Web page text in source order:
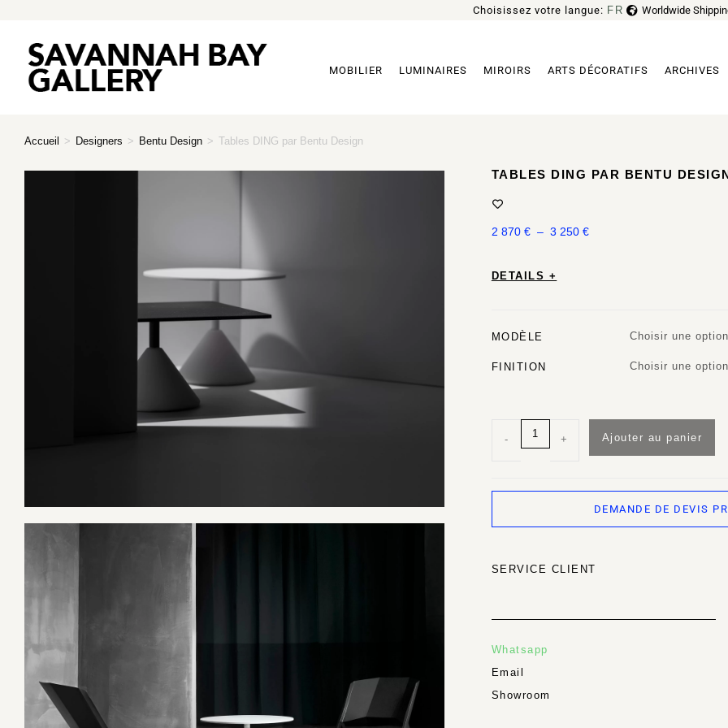
Choisissez votre langue: FR
EN Worldwide
MOBILIER LUMINAIRES MIROIRS ARTS DÉCORATIFS ARCHIVES
Accueil > Designers > Bentu Design > Tables DING par Bentu Design
TABLES DING PAR BENTU
2 870 € – 3 250 €
DETAILS +
MODÈLE Choisir une option
FINITION Choisir une option
- + Ajouter au panier
DEMANDE DE DEVIS
SERVICE CLIENT
Whatsapp
Email
Showroom